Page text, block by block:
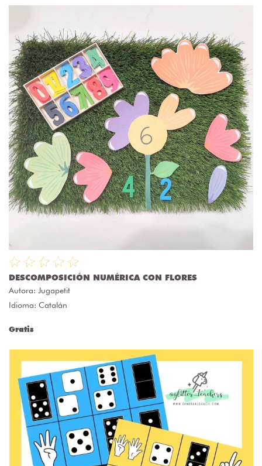
DESCOMPOSICIÓN NUMÉRICA CON FLORES
Autora: Jugapetit
Idioma: Catalán
Gratis